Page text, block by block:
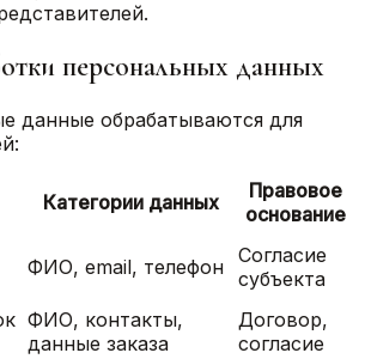
персональных данных
данные обрабатываются для
Категории данных
Правовое
основание
ФИО, email, телефон Согласие
субъекта
ФИО, контакты,
данные заказа
Договор,
согласие